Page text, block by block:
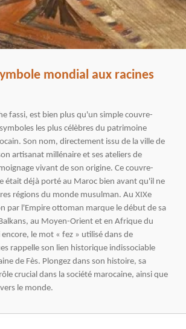
mondial aux racines
fassi, est bien plus qu'un simple couvre-
les plus célèbres du patrimoine
Son nom, directement issu de la ville de
artisanat millénaire et ses ateliers de
vivant de son origine. Ce couvre-
était déjà porté au Maroc bien avant qu'il ne
régions du monde musulman. Au XIXe
par l'Empire ottoman marque le début de sa
au Moyen-Orient et en Afrique du
le mot « fez » utilisé dans de
rappelle son lien historique indissociable
de Fès. Plongez dans son histoire, sa
crucial dans la société marocaine, ainsi que
le monde.